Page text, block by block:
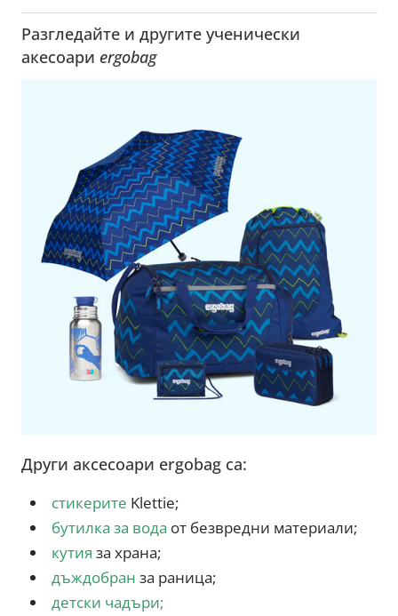
Разгледайте и другите ученически
акесоариergobag
Други аксесоари ergobag са:
стикерите Klettie;
бутилка за вода от безвредни материали;
кутия за храна;
дъждобран за раница;
детски чадъри;